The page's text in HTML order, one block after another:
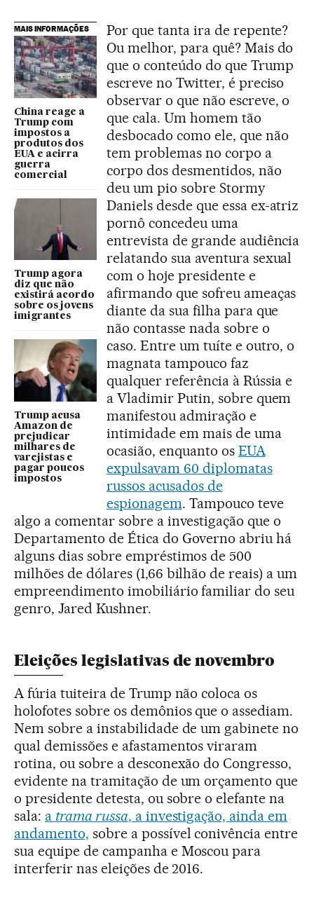
MAIS INFORMAÇÕES
China reage a
Trump com
impostos a
produtos dos
EUA e acirra
guerra
comercial
Trump agora
diz que não
existirá acordo
sobre os jovens
imigrantes
Trump acusa
Amazon de
prejudicar
milhares de
varejistas e
pagar poucos
impostos
Por que tanta ira de repente?
Ou melhor, para quê? Mais do
que o conteúdo do que Trump
escreve no Twitter, é preciso
observar o que não escreve, o
que cala. Um homem tão
desbocado como ele, que não
tem problemas no corpo a
corpo dos desmentidos, não
deu um pio sobre Stormy
Daniels desde que essa ex-atriz
pornô concedeu uma
entrevista de grande audiência
relatando sua aventura sexual
com o hoje presidente e
afirmando que sofreu ameaças
diante da sua filha para que
não contasse nada sobre o
caso. Entre um tuíte e outro, o
magnata tampouco faz
qualquer referência à Rússia e
a Vladimir Putin, sobre quem
manifestou admiração e
intimidade em mais de uma
ocasião, enquanto os EUA
expulsavam 60 diplomatas
russos acusados de
espionagem. Tampouco teve
algo a comentar sobre a investigação que o
Departamento de Ética do Governo abriu há
alguns dias sobre empréstimos de 500
milhões de dólares (1,66 bilhão de reais) a um
empreendimento imobiliário familiar do seu
genro, Jared Kushner.
Eleições legislativas de novembro
A fúria tuiteira de Trump não coloca os
holofotes sobre os demônios que o assediam.
Nem sobre a instabilidade de um gabinete no
qual demissões e afastamentos viraram
rotina, ou sobre a desconexão do Congresso,
evidente na tramitação de um orçamento que
o presidente detesta, ou sobre o elefante na
sala: a trama russa, a investigação, ainda em
andamento, sobre a possível conivência entre
sua equipe de campanha e Moscou para
interferir nas eleições de 2016.